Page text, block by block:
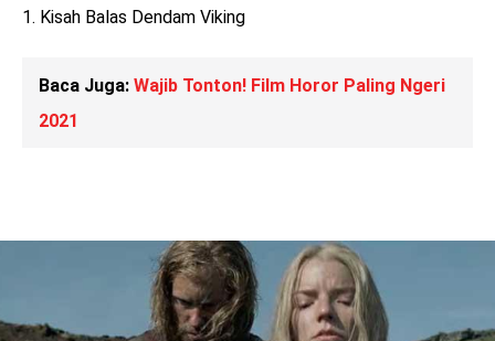
1. Kisah Balas Dendam Viking
Baca Juga: Wajib Tonton! Film Horor Paling Ngeri
2021